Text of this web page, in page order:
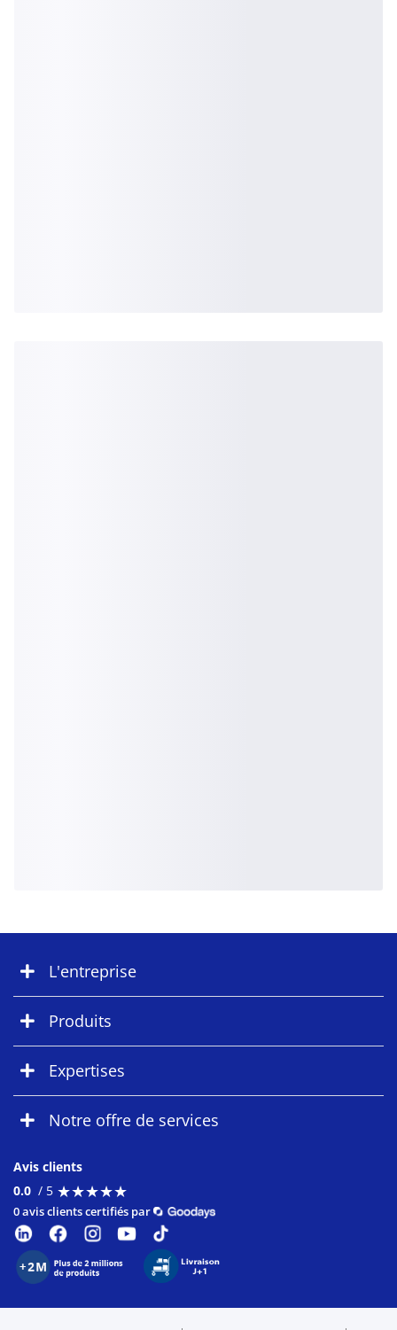
L'entreprise
Produits
Expertises
Notre offre de services
Avis clients
0.0 / 5 ★★★★★
★★★★★
0 avis clients certifiés par